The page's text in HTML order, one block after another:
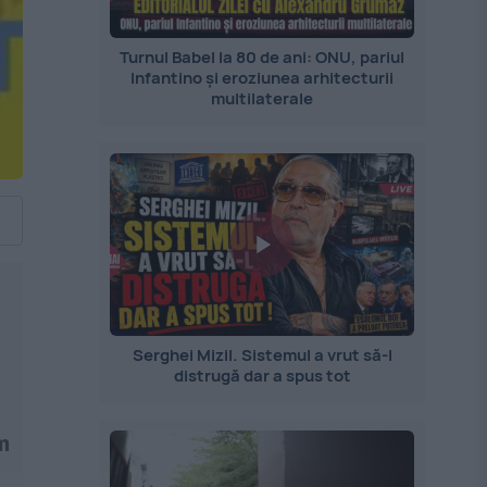
Turnul Babel la 80 de ani: ONU, pariul
Infantino și eroziunea arhitecturii
multilaterale
Serghei Mizil. Sistemul a vrut să-l
distrugă dar a spus tot